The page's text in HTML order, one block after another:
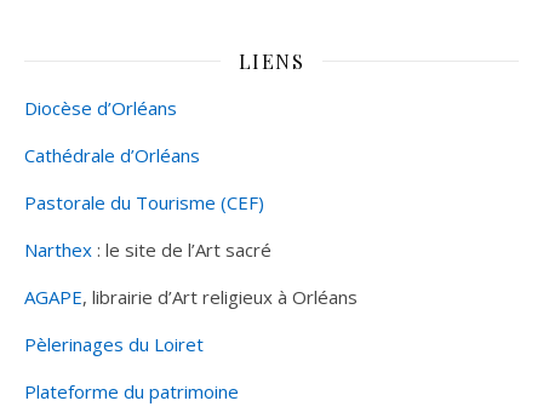
LIENS
Diocèse d’Orléans
Cathédrale d’Orléans
Pastorale du Tourisme (CEF)
Narthex : le site de l’Art sacré
AGAPE, librairie d’Art religieux à Orléans
Pèlerinages du Loiret
Plateforme du patrimoine